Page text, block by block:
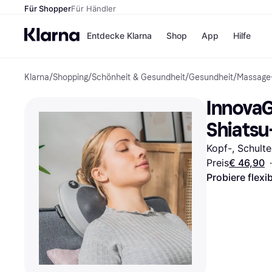
Für ShopperFür Händler
Entdecke Klarna
Zahlungsmethoden
Sofort bezahlen
Bezahle in 3
Teilzahlungen
Bezahle in bis zu 30
Tagen
Ratenzahlung
Shop
Shops
H&M
Temu
App Hilfe
Klarna/Shopping/Schönheit & Gesundheit/Gesundheit/
Kopf-,
Preis€ 46,90 ·
Probiere